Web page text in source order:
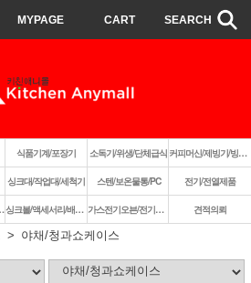
MYPAGE CART SEARCH
식품기계/포장기 소독기/위생/단체급식 커피머신/제빙기/빙삭기
싱크대/작업대/세척기 스텐/보온물통/PC 전기/전열제품
라솔 싱크볼/액세서리/배수구 가스전기오븐/전기렌지쿡탑/렌지후드
견적의뢰
야채/청과쇼케이스